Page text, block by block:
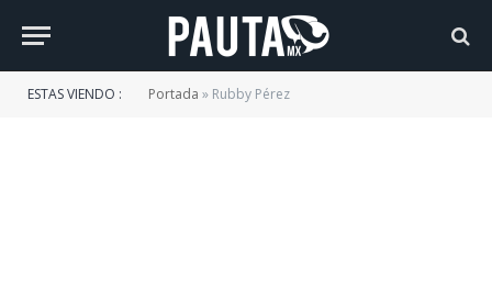
ESTAS VIENDO : Portada » Rubby Pérez